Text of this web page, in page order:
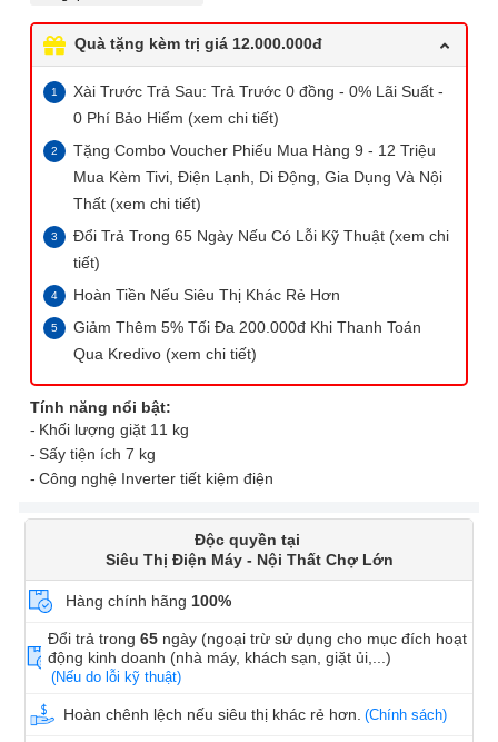
Quà tặng kèm trị giá 12.000.000đ
Xài Trước Trả Sau: Trả Trước 0 đồng - 0% Lãi Suất -
0 Phí Bảo Hiểm (xem chi tiết)
Tặng Combo Voucher Phiếu Mua Hàng 9 - 12 Triệu
Mua Kèm Tivi, Điện Lạnh, Di Động, Gia Dụng Và Nội
Thất (xem chi tiết)
Đổi Trả Trong 65 Ngày Nếu Có Lỗi Kỹ Thuật (xem chi
tiết)
Hoàn Tiền Nếu Siêu Thị Khác Rẻ Hơn
Giảm Thêm 5% Tối Đa 200.000đ Khi Thanh Toán
Qua Kredivo (xem chi tiết)
Tính năng nổi bật:
Khối lượng giặt 11 kg
Sấy tiện ích 7 kg
Công nghệ Inverter tiết kiệm điện
Độc quyền tại
Siêu Thị Điện Máy - Nội Thất Chợ Lớn
Hàng chính hãng 100%
Đổi trả trong65 ngày (ngoại trừ sử dụng cho mục đích hoạt
động kinh doanh (nhà máy, khách sạn, giặt ủi,...)
(Nếu do lỗi kỹ thuật)
Hoàn chênh lệch nếu siêu thị khác rẻ hơn. (Chính sách)